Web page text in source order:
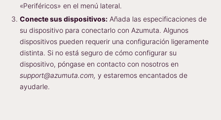
«Periféricos» en el menú lateral.
Conecte sus dispositivos: Añada las especificaciones de
su dispositivo para conectarlo con Azumuta. Algunos
dispositivos pueden requerir una configuración ligeramente
distinta. Si no está seguro de cómo configurar su
dispositivo, póngase en contacto con nosotros en
support@azumuta.com, y estaremos encantados de
ayudarle.